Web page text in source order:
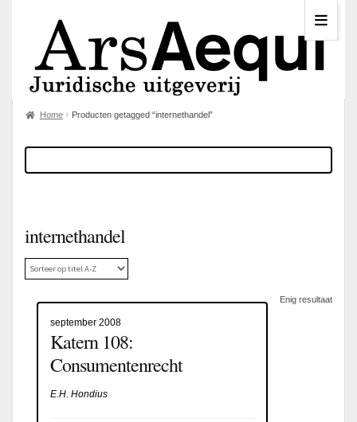
Home Producten getagged “internethandel”
internethandel
Enig resultaat
september 2008
Katern 108:
Consumentenrecht
E.H. Hondius